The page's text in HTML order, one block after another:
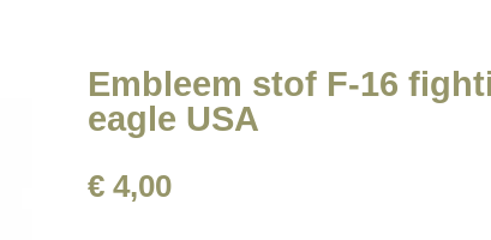
Embleem stof F-16
eagle USA
€ 4,00